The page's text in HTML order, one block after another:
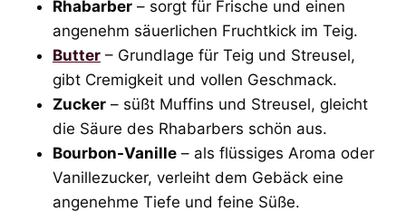
Rhabarber – sorgt für Frische und einen
angenehm säuerlichen Fruchtkick im Teig.
Butter – Grundlage für Teig und Streusel,
gibt Cremigkeit und vollen Geschmack.
Zucker – süßt Muffins und Streusel, gleicht
die Säure des Rhabarbers schön aus.
Bourbon-Vanille – als flüssiges Aroma oder
Vanillezucker, verleiht dem Gebäck eine
angenehme Tiefe und feine Süße.